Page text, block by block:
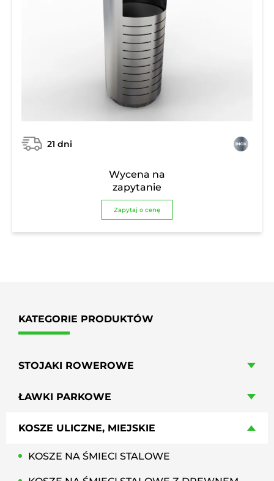
21 dni
Wycena na
zapytanie
Zapytaj o cenę
KATEGORIE PRODUKTÓW
STOJAKI ROWEROWE
ŁAWKI PARKOWE
KOSZE ULICZNE, MIEJSKIE
KOSZE NA ŚMIECI STALOWE